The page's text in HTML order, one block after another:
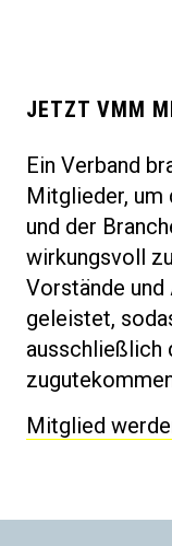
JETZT VMM
Ein Verband
Mitglieder, um
und der
wirkungsvoll
Vorstände
geleistet,
ausschließlich
Mitglied